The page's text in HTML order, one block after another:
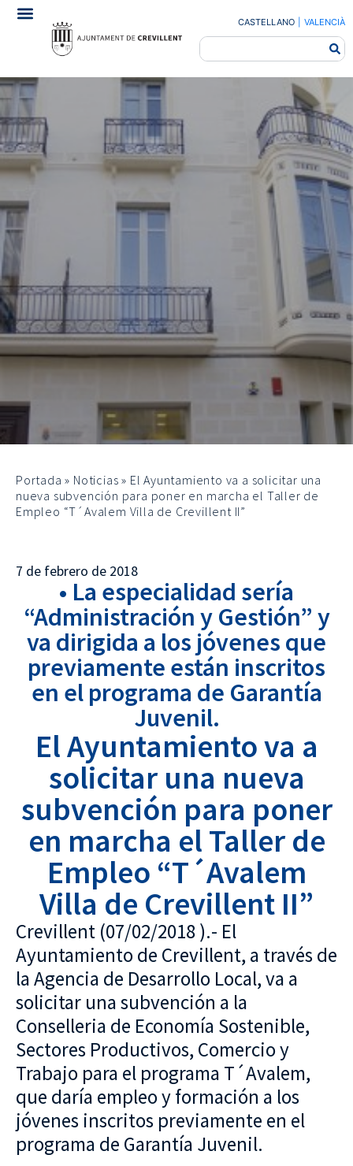
CASTELLANO VALENCIÀ
Portada » Noticias » El Ayuntamiento va a solicitar una
nueva subvención para poner en marcha el Taller de
Empleo “T´Avalem Villa de Crevillent II”
7 de febrero de 2018
• La especialidad sería
“Administración y Gestión” y
va dirigida a los jóvenes que
previamente están inscritos
en el programa de Garantía
Juvenil.
El Ayuntamiento va a
solicitar una nueva
subvención para poner
en marcha el Taller de
Empleo “T´Avalem
Villa de Crevillent II”
Crevillent (07/02/2018 ).- El
Ayuntamiento de Crevillent, a través de
la Agencia de Desarrollo Local, va a
solicitar una subvención a la
Conselleria de Economía Sostenible,
Sectores Productivos, Comercio y
Trabajo para el programa T´Avalem,
que daría empleo y formación a los
jóvenes inscritos previamente en el
programa de Garantía Juvenil.